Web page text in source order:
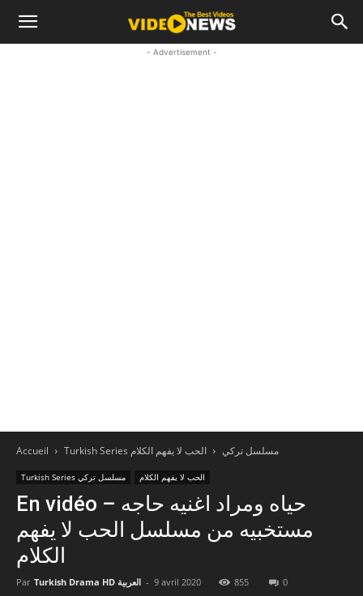
- Advertisement -
Accueil Turkish Series مسلسل تركي الحب لا يفهم الكلام
Turkish Series مسلسل تركي الحب لا يفهم الكلام
En vidéo – حياه ومراد اغنيه حاجه
مستخبيه من مسلسل الحب لا يفهم
الكلام
Par Turkish Drama HD العربية - 9 avril 2020 855 0